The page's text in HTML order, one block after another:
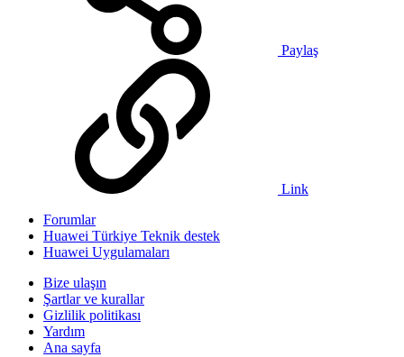
Paylaş
Link
Forumlar
Huawei Türkiye Teknik destek
Huawei Uygulamaları
Bize ulaşın
Şartlar ve kurallar
Gizlilik politikası
Yardım
Ana sayfa